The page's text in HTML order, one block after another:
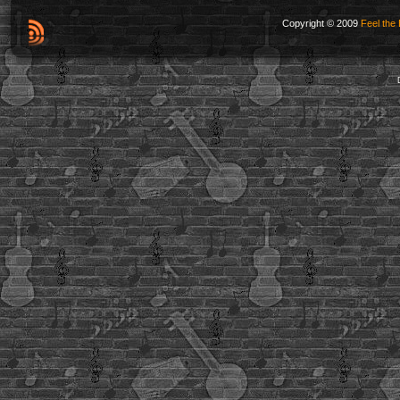
Copyright © 2009 Feel the